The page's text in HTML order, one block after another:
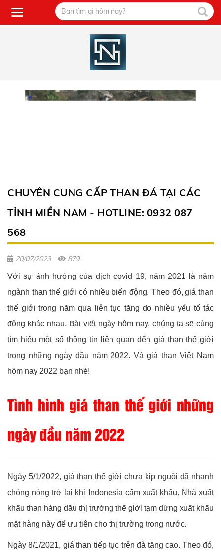
CHUYÊN CUNG CẤP THAN ĐÁ TẠI CÁC
TỈNH MIỀN NAM - HOTLINE: 0932 087
568
20/07/2023 879
Với sự ảnh hưởng của dịch covid 19, năm 2021 là năm
ngành than thế giới có nhiều biến động. Theo đó, giá than
thế giới trong năm qua liên tục tăng do nhiều yếu tố tác
động khác nhau. Bài viết ngày hôm nay, chúng ta sẽ cùng
tìm hiểu một số thông tin liên quan đến giá than thế giới
trong những ngày đầu năm 2022. Và giá than Việt Nam
hôm nay 2022 bạn nhé!
Tình hình giá than thế giới những
ngày đầu năm 2022
Ngày 5/1/2022, giá than thế giới chưa kịp nguội đã nhanh
chóng nóng trở lại khi Indonesia cấm xuất khẩu. Nhà xuất
khẩu than hàng đầu thị trường thế giới tạm dừng xuất khấu
mặt hàng này để ưu tiên cho thị trường trong nước.
Ngày 8/1/2021, giá than tiếp tục trên đà tăng cao. Theo đó,